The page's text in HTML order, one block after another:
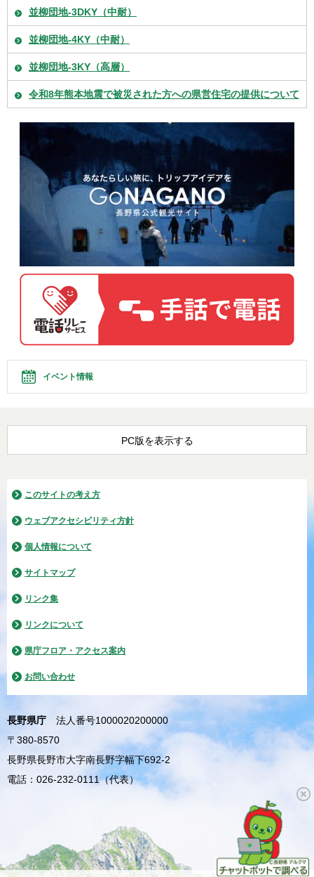
並柳団地-3DKY（中耐）
並柳団地-4KY（中耐）
並柳団地-3KY（高層）
令和8年熊本地震で被災された方への県営住宅の提供について
イベント情報
PC版を表示する
このサイトの考え方
ウェブアクセシビリティ方針
個人情報について
サイトマップ
リンク集
リンクについて
県庁フロア・アクセス案内
お問い合わせ
長野県庁
法人番号1000020200000
〒380-8570
長野県長野市大字南長野字幅下692-2
電話：026-232-0111（代表）